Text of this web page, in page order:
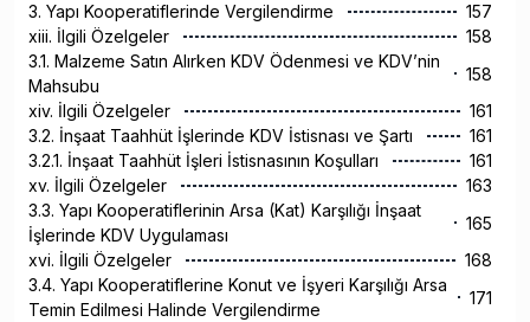
3. Yapı Kooperatiflerinde Vergilendirme
157
xiii. İlgili Özelgeler
158
3.1. Malzeme Satın Alırken KDV Ödenmesi ve KDV’nin
Mahsubu
158
xiv. İlgili Özelgeler
161
3.2. İnşaat Taahhüt İşlerinde KDV İstisnası ve Şartı
161
3.2.1. İnşaat Taahhüt İşleri İstisnasının Koşulları
161
xv. İlgili Özelgeler
163
3.3. Yapı Kooperatiflerinin Arsa (Kat) Karşılığı İnşaat
İşlerinde KDV Uygulaması
165
xvi. İlgili Özelgeler
168
3.4. Yapı Kooperatiflerine Konut ve İşyeri Karşılığı Arsa
Temin Edilmesi Halinde Vergilendirme
171